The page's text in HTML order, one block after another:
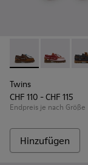
Twins -Twins -
Twins
CHF 110 - CHF 115
Endpreis je nach Größe
Hinzufügen